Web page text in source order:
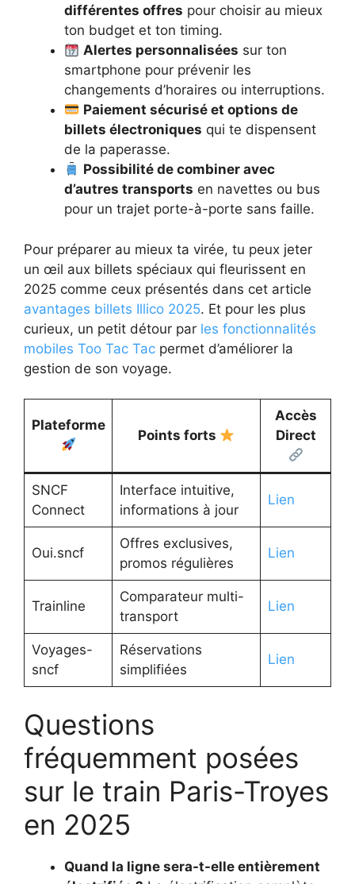
différentes offres pour choisir au mieux
ton budget et ton timing.
Alertes personnalisées sur ton
smartphone pour prévenir les
changements d’horaires ou interruptions.
Paiement sécurisé et options de
billets électroniques qui te dispensent
de la paperasse.
Possibilité de combiner avec
d’autres transports en navettes ou bus
pour un trajet porte-à-porte sans faille.
Pour préparer au mieux ta virée, tu peux jeter
un œil aux billets spéciaux qui fleurissent en
2025 comme ceux présentés dans cet article
avantages billets Illico 2025. Et pour les plus
curieux, un petit détour par les fonctionnalités
mobiles Too Tac Tac permet d’améliorer la
gestion de son voyage.
Plateforme
Points forts
Accès
Direct
SNCF
Connect
Interface intuitive,
informations à jour
Lien
Oui.sncf
Offres exclusives,
promos régulières
Lien
Trainline
Comparateur multi-
transport
Lien
Voyages-
sncf
Réservations
simplifiées
Lien
Questions
fréquemment posées
sur le train Paris-Troyes
en 2025
Quand la ligne sera-t-elle entièrement